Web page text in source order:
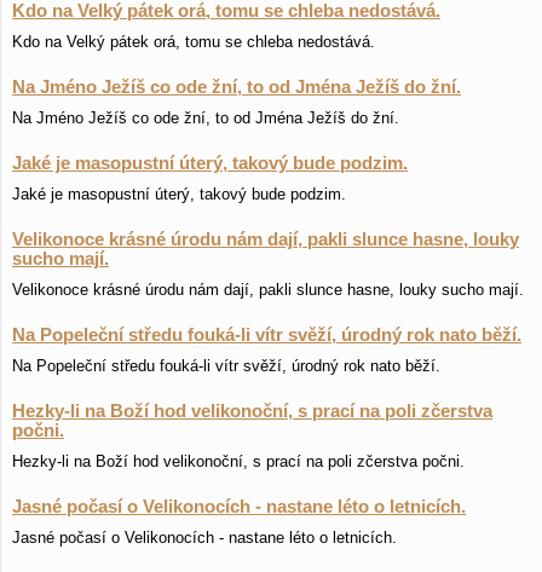
Kdo na Velký pátek orá, tomu se chleba nedostává.
Kdo na Velký pátek orá, tomu se chleba nedostává.
Na Jméno Ježíš co ode žní, to od Jména Ježíš do žní.
Na Jméno Ježíš co ode žní, to od Jména Ježíš do žní.
Jaké je masopustní úterý, takový bude podzim.
Jaké je masopustní úterý, takový bude podzim.
Velikonoce krásné úrodu nám dají, pakli slunce hasne, louky
sucho mají.
Velikonoce krásné úrodu nám dají, pakli slunce hasne, louky sucho mají.
Na Popeleční středu fouká-li vítr svěží, úrodný rok nato běží.
Na Popeleční středu fouká-li vítr svěží, úrodný rok nato běží.
Hezky-li na Boží hod velikonoční, s prací na poli zčerstva
počni.
Hezky-li na Boží hod velikonoční, s prací na poli zčerstva počni.
Jasné počasí o Velikonocích - nastane léto o letnicích.
Jasné počasí o Velikonocích - nastane léto o letnicích.